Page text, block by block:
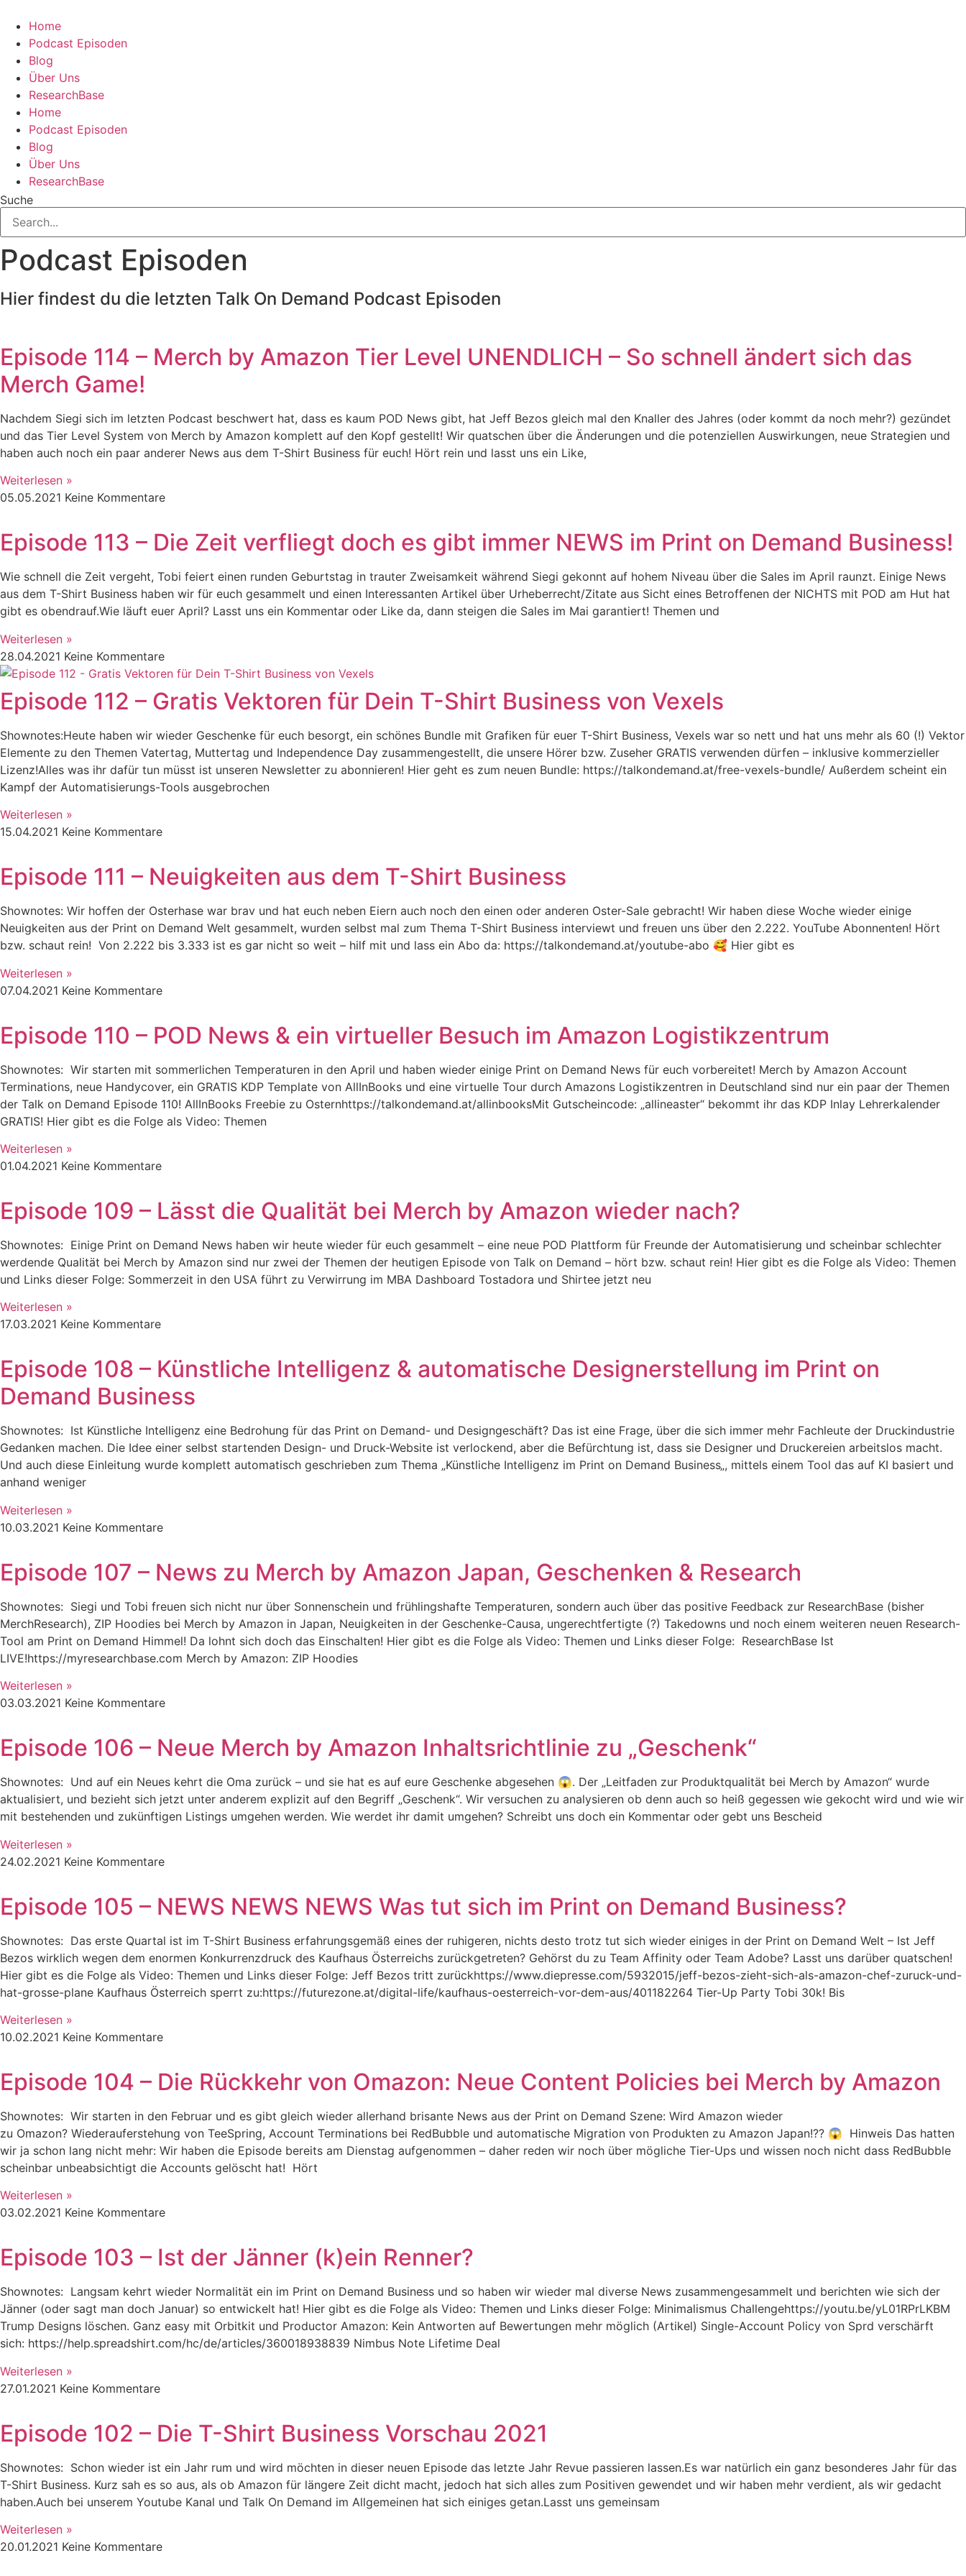
Inhalt
springen
Home
Podcast Episoden
Blog
Über Uns
ResearchBase
Home
Podcast Episoden
Blog
Über Uns
ResearchBase
Suche
Podcast Episoden
Hier findest du die letzten Talk On Demand Podcast Episoden
Episode 114 – Merch by Amazon Tier Level UNENDLICH – So schnell ändert sich das
Merch Game!
Nachdem Siegi sich im letzten Podcast beschwert hat, dass es kaum POD News gibt, hat Jeff Bezos gleich mal den Knaller des Jahres (oder kommt da noch mehr?) gezündet
und das Tier Level System von Merch by Amazon komplett auf den Kopf gestellt! Wir quatschen über die Änderungen und die potenziellen Auswirkungen, neue Strategien und
haben auch noch ein paar anderer News aus dem T-Shirt Business für euch! Hört rein und lasst uns ein Like,
Weiterlesen »
05.05.2021 Keine Kommentare
Episode 113 – Die Zeit verfliegt doch es gibt immer NEWS im Print on Demand Business!
Wie schnell die Zeit vergeht, Tobi feiert einen runden Geburtstag in trauter Zweisamkeit während Siegi gekonnt auf hohem Niveau über die Sales im April raunzt. Einige News
aus dem T-Shirt Business haben wir für euch gesammelt und einen Interessanten Artikel über Urheberrecht/Zitate aus Sicht eines Betroffenen der NICHTS mit POD am Hut hat
gibt es obendrauf.Wie läuft euer April? Lasst uns ein Kommentar oder Like da, dann steigen die Sales im Mai garantiert! Themen und
Weiterlesen »
28.04.2021 Keine Kommentare
Episode 112 – Gratis Vektoren für Dein T-Shirt Business von Vexels
Shownotes:Heute haben wir wieder Geschenke für euch besorgt, ein schönes Bundle mit Grafiken für euer T-Shirt Business, Vexels war so nett und hat uns mehr als 60 (!) Vektor
Elemente zu den Themen Vatertag, Muttertag und Independence Day zusammengestellt, die unsere Hörer bzw. Zuseher GRATIS verwenden dürfen – inklusive kommerzieller
Lizenz!Alles was ihr dafür tun müsst ist unseren Newsletter zu abonnieren! Hier geht es zum neuen Bundle: https://talkondemand.at/free-vexels-bundle/ Außerdem scheint ein
Kampf der Automatisierungs-Tools ausgebrochen
Weiterlesen »
15.04.2021 Keine Kommentare
Episode 111 – Neuigkeiten aus dem T-Shirt Business
Shownotes: Wir hoffen der Osterhase war brav und hat euch neben Eiern auch noch den einen oder anderen Oster-Sale gebracht! Wir haben diese Woche wieder einige
Neuigkeiten aus der Print on Demand Welt gesammelt, wurden selbst mal zum Thema T-Shirt Business interviewt und freuen uns über den 2.222. YouTube Abonnenten! Hört
bzw. schaut rein! Von 2.222 bis 3.333 ist es gar nicht so weit – hilf mit und lass ein Abo da: https://talkondemand.at/youtube-abo 🥰 Hier gibt es
Weiterlesen »
07.04.2021 Keine Kommentare
Episode 110 – POD News & ein virtueller Besuch im Amazon Logistikzentrum
Shownotes: Wir starten mit sommerlichen Temperaturen in den April und haben wieder einige Print on Demand News für euch vorbereitet! Merch by Amazon Account
Terminations, neue Handycover, ein GRATIS KDP Template von AllInBooks und eine virtuelle Tour durch Amazons Logistikzentren in Deutschland sind nur ein paar der Themen
der Talk on Demand Episode 110! AllInBooks Freebie zu Osternhttps://talkondemand.at/allinbooksMit Gutscheincode: „allineaster“ bekommt ihr das KDP Inlay Lehrerkalender
GRATIS! Hier gibt es die Folge als Video: Themen
Weiterlesen »
01.04.2021 Keine Kommentare
Episode 109 – Lässt die Qualität bei Merch by Amazon wieder nach?
Shownotes: Einige Print on Demand News haben wir heute wieder für euch gesammelt – eine neue POD Plattform für Freunde der Automatisierung und scheinbar schlechter
werdende Qualität bei Merch by Amazon sind nur zwei der Themen der heutigen Episode von Talk on Demand – hört bzw. schaut rein! Hier gibt es die Folge als Video: Themen
und Links dieser Folge: Sommerzeit in den USA führt zu Verwirrung im MBA Dashboard Tostadora und Shirtee jetzt neu
Weiterlesen »
17.03.2021 Keine Kommentare
Episode 108 – Künstliche Intelligenz & automatische Designerstellung im Print on
Demand Business
Shownotes: Ist Künstliche Intelligenz eine Bedrohung für das Print on Demand- und Designgeschäft? Das ist eine Frage, über die sich immer mehr Fachleute der Druckindustrie
Gedanken machen. Die Idee einer selbst startenden Design- und Druck-Website ist verlockend, aber die Befürchtung ist, dass sie Designer und Druckereien arbeitslos macht.
Und auch diese Einleitung wurde komplett automatisch geschrieben zum Thema „Künstliche Intelligenz im Print on Demand Business„, mittels einem Tool das auf KI basiert und
anhand weniger
Weiterlesen »
10.03.2021 Keine Kommentare
Episode 107 – News zu Merch by Amazon Japan, Geschenken & Research
Shownotes: Siegi und Tobi freuen sich nicht nur über Sonnenschein und frühlingshafte Temperaturen, sondern auch über das positive Feedback zur ResearchBase (bisher
MerchResearch), ZIP Hoodies bei Merch by Amazon in Japan, Neuigkeiten in der Geschenke-Causa, ungerechtfertigte (?) Takedowns und noch einem weiteren neuen Research-
Tool am Print on Demand Himmel! Da lohnt sich doch das Einschalten! Hier gibt es die Folge als Video: Themen und Links dieser Folge: ResearchBase Ist
LIVE!https://myresearchbase.com Merch by Amazon: ZIP Hoodies
Weiterlesen »
03.03.2021 Keine Kommentare
Episode 106 – Neue Merch by Amazon Inhaltsrichtlinie zu „Geschenk“
Shownotes: Und auf ein Neues kehrt die Oma zurück – und sie hat es auf eure Geschenke abgesehen 😱. Der „Leitfaden zur Produktqualität bei Merch by Amazon“ wurde
aktualisiert, und bezieht sich jetzt unter anderem explizit auf den Begriff „Geschenk“. Wir versuchen zu analysieren ob denn auch so heiß gegessen wie gekocht wird und wie wir
mit bestehenden und zukünftigen Listings umgehen werden. Wie werdet ihr damit umgehen? Schreibt uns doch ein Kommentar oder gebt uns Bescheid
Weiterlesen »
24.02.2021 Keine Kommentare
Episode 105 – NEWS NEWS NEWS Was tut sich im Print on Demand Business?
Shownotes: Das erste Quartal ist im T-Shirt Business erfahrungsgemäß eines der ruhigeren, nichts desto trotz tut sich wieder einiges in der Print on Demand Welt – Ist Jeff
Bezos wirklich wegen dem enormen Konkurrenzdruck des Kaufhaus Österreichs zurückgetreten? Gehörst du zu Team Affinity oder Team Adobe? Lasst uns darüber quatschen!
Hier gibt es die Folge als Video: Themen und Links dieser Folge: Jeff Bezos tritt zurückhttps://www.diepresse.com/5932015/jeff-bezos-zieht-sich-als-amazon-chef-zuruck-und-
hat-grosse-plane Kaufhaus Österreich sperrt zu:https://futurezone.at/digital-life/kaufhaus-oesterreich-vor-dem-aus/401182264 Tier-Up Party Tobi 30k! Bis
Weiterlesen »
10.02.2021 Keine Kommentare
Episode 104 – Die Rückkehr von Omazon: Neue Content Policies bei Merch by Amazon
Shownotes: Wir starten in den Februar und es gibt gleich wieder allerhand brisante News aus der Print on Demand Szene: Wird Amazon wieder
zu Omazon? Wiederauferstehung von TeeSpring, Account Terminations bei RedBubble und automatische Migration von Produkten zu Amazon Japan!?? 😱 Hinweis Das hatten
wir ja schon lang nicht mehr: Wir haben die Episode bereits am Dienstag aufgenommen – daher reden wir noch über mögliche Tier-Ups und wissen noch nicht dass RedBubble
scheinbar unbeabsichtigt die Accounts gelöscht hat! Hört
Weiterlesen »
03.02.2021 Keine Kommentare
Episode 103 – Ist der Jänner (k)ein Renner?
Shownotes: Langsam kehrt wieder Normalität ein im Print on Demand Business und so haben wir wieder mal diverse News zusammengesammelt und berichten wie sich der
Jänner (oder sagt man doch Januar) so entwickelt hat! Hier gibt es die Folge als Video: Themen und Links dieser Folge: Minimalismus Challengehttps://youtu.be/yL01RPrLKBM
Trump Designs löschen. Ganz easy mit Orbitkit und Productor Amazon: Kein Antworten auf Bewertungen mehr möglich (Artikel) Single-Account Policy von Sprd verschärft
sich: https://help.spreadshirt.com/hc/de/articles/360018938839 Nimbus Note Lifetime Deal
Weiterlesen »
27.01.2021 Keine Kommentare
Episode 102 – Die T-Shirt Business Vorschau 2021
Shownotes: Schon wieder ist ein Jahr rum und wird möchten in dieser neuen Episode das letzte Jahr Revue passieren lassen.Es war natürlich ein ganz besonderes Jahr für das
T-Shirt Business. Kurz sah es so aus, als ob Amazon für längere Zeit dicht macht, jedoch hat sich alles zum Positiven gewendet und wir haben mehr verdient, als wir gedacht
haben.Auch bei unserem Youtube Kanal und Talk On Demand im Allgemeinen hat sich einiges getan.Lasst uns gemeinsam
Weiterlesen »
20.01.2021 Keine Kommentare